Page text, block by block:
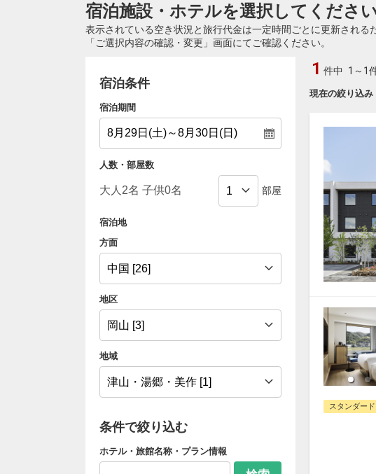
宿泊施設・ホテルを選択してくださ
表示されている空き状況と旅行代金は一定時間ごとに更新され
「ご選択内容の確認・変更」画面にてご確認ください。
宿泊条件
宿泊期間
人数・部屋数
部屋
宿泊地
方面
地区
地域
条件で絞り込む
ホテル・旅館名称・プラン情報
現在の絞り込み
1 件中 1～1
スタンダード